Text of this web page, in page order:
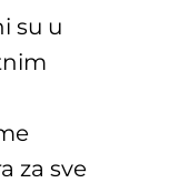
su u
za sve